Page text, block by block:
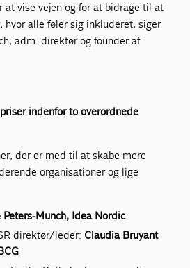
at vise vejen og for at bidrage til at
hvor alle føler sig inkluderet, siger
adm. direktør og founder af
indenfor to overordnede
der er med til at skabe mere
organisationer og lige
Peters-Munch, Idea Nordic
direktør/leder: Claudia Bruyant